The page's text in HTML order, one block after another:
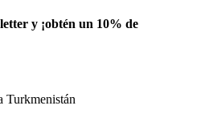
y ¡obtén un 10% de
Turkmenistán